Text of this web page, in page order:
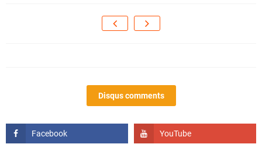
Disqus comments